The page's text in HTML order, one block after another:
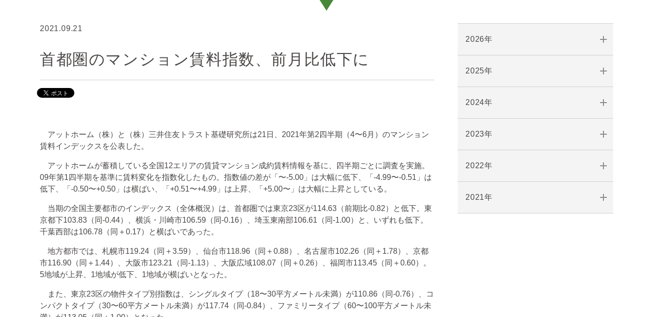
2021.09.21
首都圏のマンション賃料指数、前月比低下に
アットホーム（株）と（株）三井住友トラスト基礎研究所は21日、2021年第2四半期（4〜6月）のマンション
賃料インデックスを公表した。
アットホームが蓄積している全国12エリアの賃貸マンション成約賃料情報を基に、四半期ごとに調査を実施。
09年第1四半期を基準に賃料変化を指数化したもの。指数値の差が「〜-5.00」は大幅に低下、「-4.99〜-0.51」は
低下、「-0.50〜+0.50」は横ばい、「+0.51〜+4.99」は上昇、「+5.00〜」は大幅に上昇としている。
当期の全国主要都市のインデックス（全体概況）は、首都圏では東京23区が114.63（前期比-0.82）と低下。東
京都下103.83（同-0.44）、横浜・川崎市106.59（同-0.16）、埼玉東南部106.61（同-1.00）と、いずれも低下。
千葉西部は106.78（同＋0.17）と横ばいであった。
地方都市では、札幌市119.24（同＋3.59）、仙台市118.96（同＋0.88）、名古屋市102.26（同＋1.78）、京都
市116.90（同＋1.44）、大阪市123.21（同-1.13）、大阪広域108.07（同＋0.26）、福岡市113.45（同＋0.60）。
5地域が上昇、1地域が低下、1地域が横ばいとなった。
また、東京23区の物件タイプ別指数は、シングルタイプ（18〜30平方メートル未満）が110.86（同-0.76）、コ
ンパクトタイプ（30〜60平方メートル未満）が117.74（同-0.84）、ファミリータイプ（60〜100平方メートル未
2026年
2025年
2024年
2023年
2022年
2021年